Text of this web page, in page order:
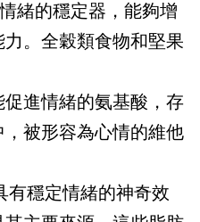
緒的穩定器，能夠增
。全穀類食物和堅果
進情緒的氨基酸，存
被形容為心情的維他
有穩定情緒的神奇效